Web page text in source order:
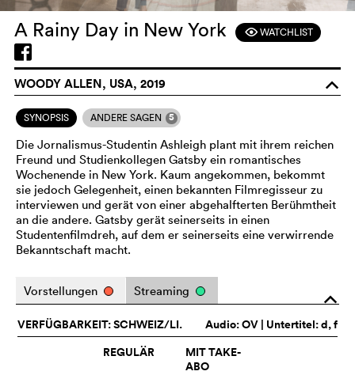
A Rainy Day in New York FWATCHLIST
WOODY ALLEN, USA, 2019 o
SYNOPSIS ANDERE SAGEN 5
Die Jornalismus-Studentin Ashleigh plant mit ihrem reichen
Freund und Studienkollegen Gatsby ein romantisches
Wochenende in New York. Kaum angekommen, bekommt
sie jedoch Gelegenheit, einen bekannten Filmregisseur zu
interviewen und gerät von einer abgehalfterten Berühmtheit
an die andere. Gatsby gerät seinerseits in einen
Studentenfilmdreh, auf dem er seinerseits eine verwirrende
Bekanntschaft macht.
o
Vorstellungen Streaming
Audio:OV | Untertitel: d, f
VERFÜGBARKEIT: SCHWEIZ/LI.
REGULÄR
MIT TAKE-
ABO